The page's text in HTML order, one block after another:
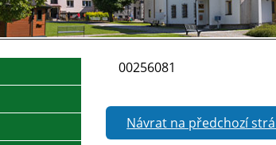
00256081
Návrat na předchozí